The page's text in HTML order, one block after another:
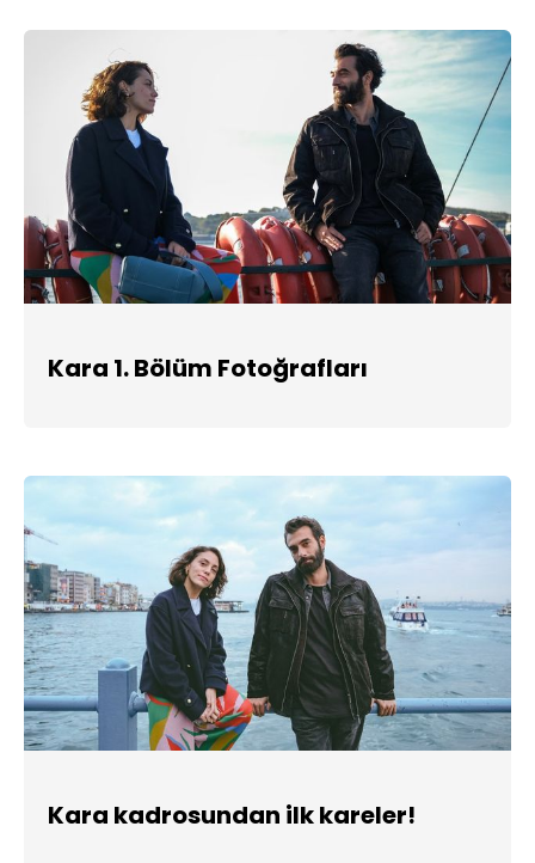
Kara 1. Bölüm Fotoğrafları
Kara kadrosundan ilk kareler!